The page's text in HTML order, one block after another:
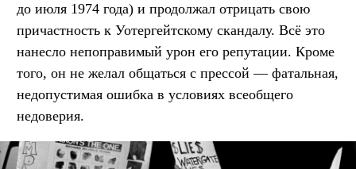
до июля 1974 года) и продолжал отрицать свою
причастность к Уотергейтскому скандалу. Всё это
нанесло непоправимый урон его репутации. Кроме
того, он не желал общаться с прессой — фатальная,
недопустимая ошибка в условиях всеобщего
недоверия.